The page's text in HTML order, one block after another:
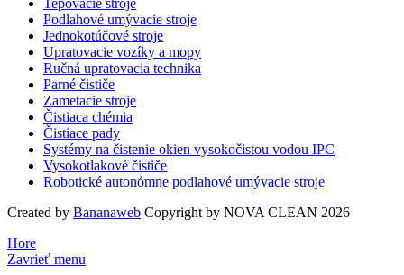
Podlahové umývacie stroje
Jednokotúčové stroje
Upratovacie vozíky a mopy
Ručná upratovacia technika
Parné čističe
Zametacie stroje
Čistiaca chémia
Čistiace pady
Systémy na čistenie okien vysokočistou vodou IPC
Vysokotlakové čističe
Robotické autonómne podlahové umývacie stroje
Created by Bananaweb Copyright by NOVA CLEAN 2026
Hore
Zavrieť menu